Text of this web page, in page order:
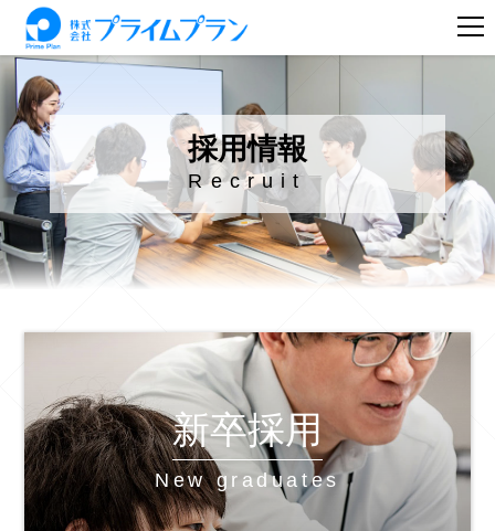
採用情報
Recruit
新卒採用
New graduates